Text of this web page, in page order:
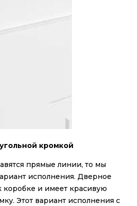
кромкой
прямые линии, то мы
исполнения. Дверное
коробке и имеет красивую
Этот вариант исполнения с